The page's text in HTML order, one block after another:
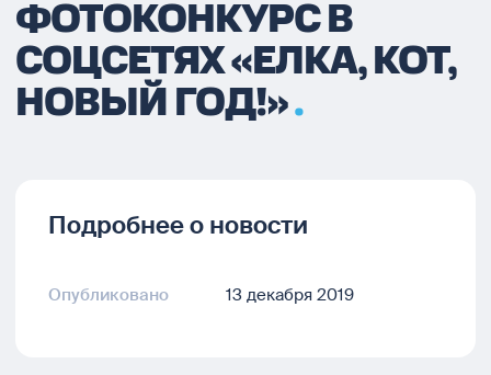
ФОТОКОНКУРС В
СОЦСЕТЯХ «ЕЛКА, КОТ,
НОВЫЙ ГОД!»
Подробнее о новости
Опубликовано 13 декабря 2019